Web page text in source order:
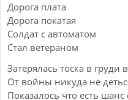
Дорога плата
Дорога покатая
Солдат с автоматом
Стал ветераном
Затерялась тоска в груди
От войны никуда не
Показалось что есть шанс